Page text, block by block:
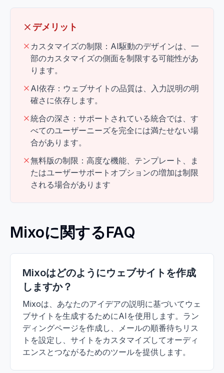
デメリット
カスタマイズの制限：AI駆動のデザインは、一
部のカスタマイズの側面を制限する可能性があ
ります。
AI依存：ウェブサイトの品質は、入力説明の明
確さに依存します。
統合の深さ：サポートされている統合では、す
べてのユーザーニーズを完全には満たせない場
合があります。
無料版の制限：高度な機能、テンプレート、ま
たはユーザーサポートオプションの増加は制限
される場合があります
Mixoに関するFAQ
Mixoはどのようにウェブサイトを作成
しますか？
Mixoは、あなたのアイデアの説明に基づいてウェ
ブサイトを生成するためにAIを使用します。ラン
ディングページを作成し、メールの順番待ちリス
トを設定し、サイトをカスタマイズしてオーディ
エンスとつながるためのツールを提供します。